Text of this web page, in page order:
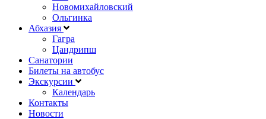
Новомихайловский
Ольгинка
Абхазия
Гагра
Цандрипш
Санатории
Билеты на автобус
Экскурсии
Календарь
Контакты
Новости